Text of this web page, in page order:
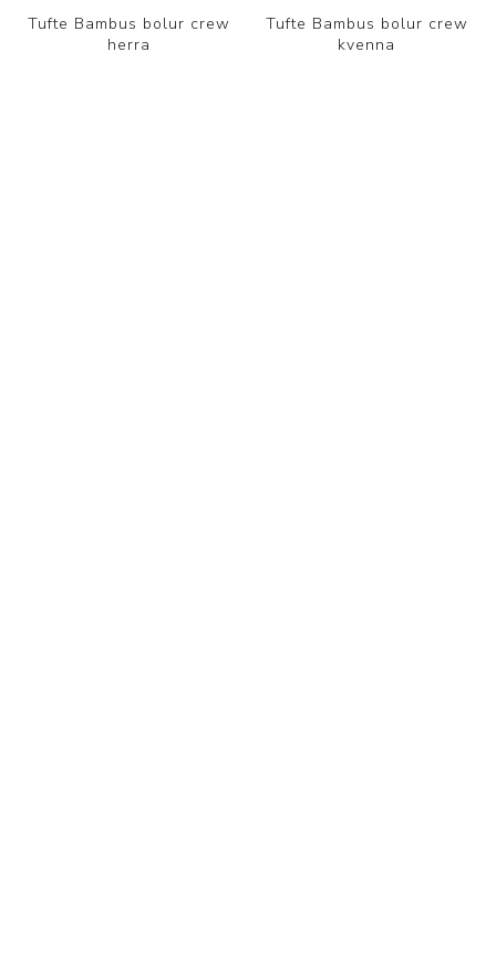
Tufte Bambus bolur crew
herra
Tufte Bambus bolur crew
kvenna